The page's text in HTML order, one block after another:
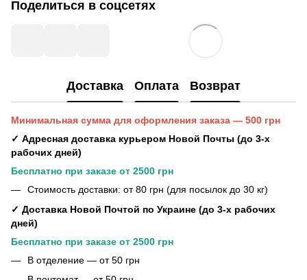
Поделиться в соцсетях
Доставка Оплата Возврат
Минимальная сумма для оформления заказа — 500 грн
✓ Адресная доставка курьером Новой Почты (до 3-х
рабочих дней)
Бесплатно при заказе от 2500 грн
Стоимость доставки: от 80 грн (для посылок до 30 кг)
✓ Доставка Новой Почтой по Украине (до 3-х рабочих
дней)
Бесплатно при заказе от 2500 грн
В отделение — от 50 грн